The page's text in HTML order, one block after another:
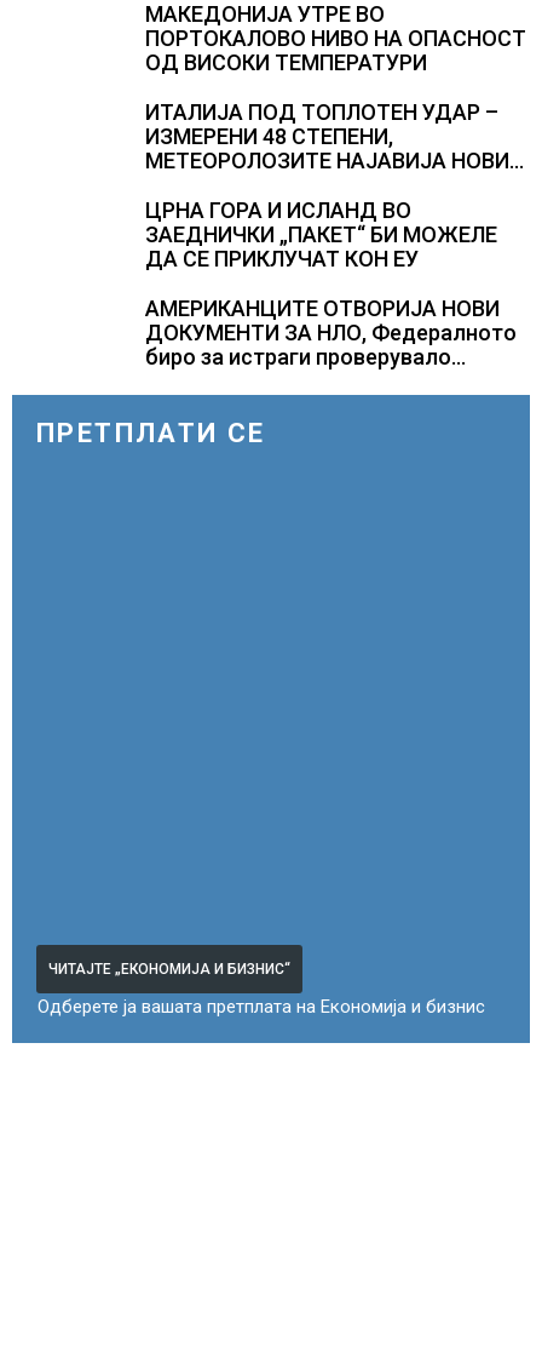
МАКЕДОНИЈА УТРЕ ВО
ПОРТОКАЛОВО НИВО НА ОПАСНОСТ
ОД ВИСОКИ ТЕМПЕРАТУРИ
ИТАЛИЈА ПОД ТОПЛОТЕН УДАР –
ИЗМЕРЕНИ 48 СТЕПЕНИ,
МЕТЕОРОЛОЗИТЕ НАЈАВИЈА НОВИ
АВГУСТ
ЦРНА ГОРА И ИСЛАНД ВО
ЗАЕДНИЧКИ „ПАКЕТ“ БИ МОЖЕЛЕ
ДА СЕ ПРИКЛУЧАТ КОН ЕУ
АМЕРИКАНЦИТЕ ОТВОРИЈА НОВИ
ДОКУМЕНТИ ЗА НЛО, Федералното
биро за истраги проверувало
ПРЕТПЛАТИ СЕ
ЧИТАЈТЕ „ЕКОНОМИЈА И БИЗНИС“
Одберете ја вашата претплата на Економија и бизнис